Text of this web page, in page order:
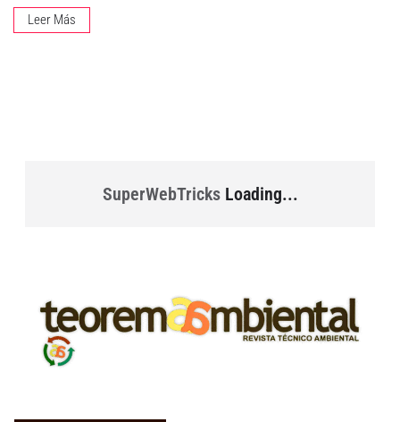
Leer Más
SuperWebTricksLoading...